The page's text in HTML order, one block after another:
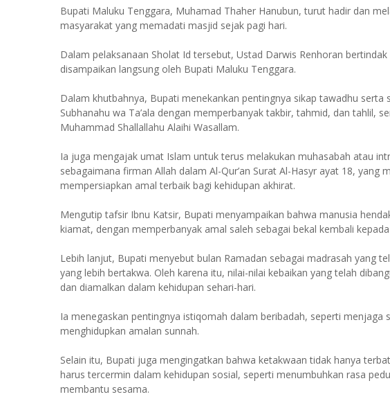
Bupati Maluku Tenggara, Muhamad Thaher Hanubun, turut hadir dan
masyarakat yang memadati masjid sejak pagi hari.
Dalam pelaksanaan Sholat Id tersebut, Ustad Darwis Renhoran
disampaikan langsung oleh Bupati Maluku Tenggara.
Dalam khutbahnya, Bupati menekankan pentingnya sikap tawadhu serta
Subhanahu wa Ta’ala dengan memperbanyak takbir, tahmid, dan tahlil,
Muhammad Shallallahu Alaihi Wasallam.
Ia juga mengajak umat Islam untuk terus melakukan muhasabah atau
sebagaimana firman Allah dalam Al-Qur’an Surat Al-Hasyr ayat 18,
mempersiapkan amal terbaik bagi kehidupan akhirat.
Mengutip tafsir Ibnu Katsir, Bupati menyampaikan bahwa manusia
kiamat, dengan memperbanyak amal saleh sebagai bekal kembali kepada
Lebih lanjut, Bupati menyebut bulan Ramadan sebagai madrasah yang
yang lebih bertakwa. Oleh karena itu, nilai-nilai kebaikan yang telah
dan diamalkan dalam kehidupan sehari-hari.
Ia menegaskan pentingnya istiqomah dalam beribadah, seperti menjaga
menghidupkan amalan sunnah.
Selain itu, Bupati juga mengingatkan bahwa ketakwaan tidak hanya
harus tercermin dalam kehidupan sosial, seperti menumbuhkan rasa
membantu sesama.